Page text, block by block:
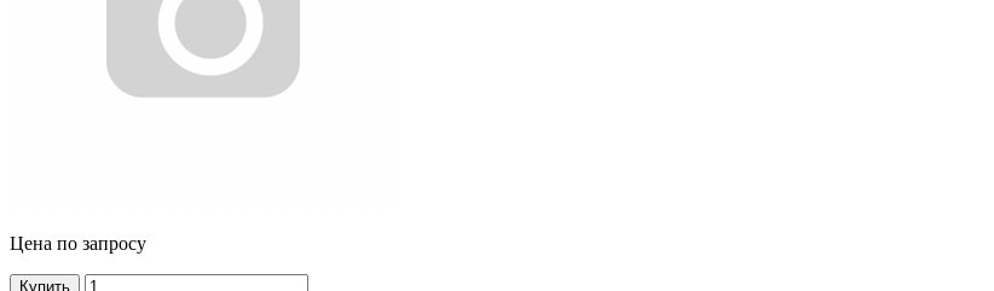
Цена по запросу
Купить